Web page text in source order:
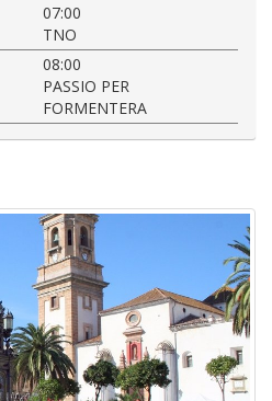
07:00
TNO
08:00
PASSIO PER
FORMENTERA